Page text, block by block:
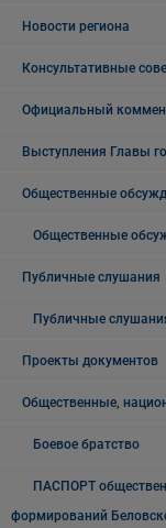
Новости региона
Консультативные
Официальный
Выступления Главы
Общественные
Общественные
Публичные слушания
Публичные
Проекты документов
Общественные,
Боевое братство
ПАСПОРТ
формирований